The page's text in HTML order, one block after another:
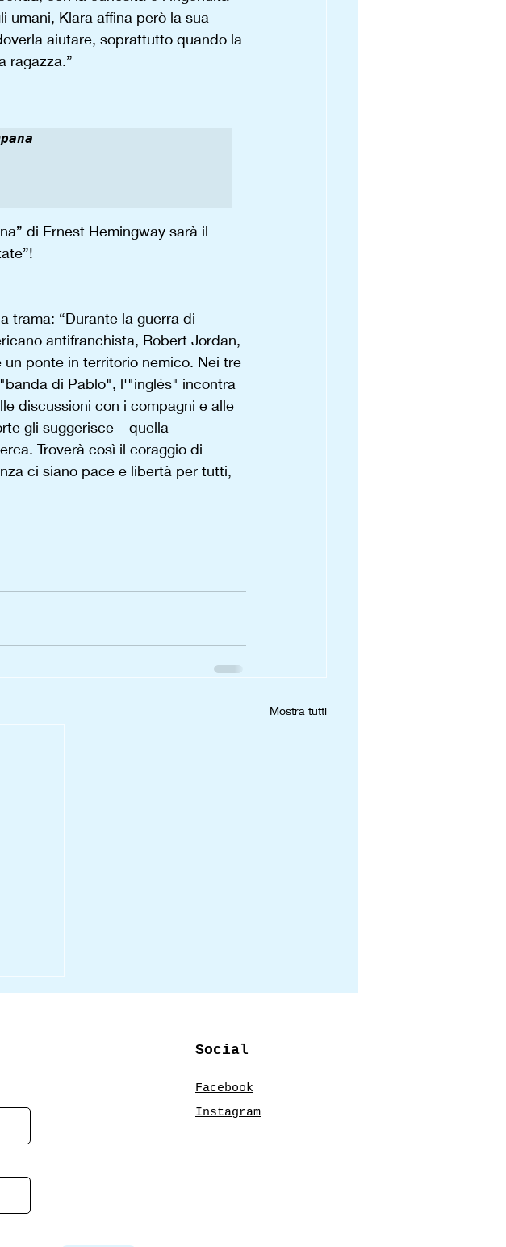
Klara affina però la sua
aiutare, soprattutto quando la
ragazza.”
di Ernest Hemingway sarà il
trama: “Durante la guerra di
antifranchista, Robert Jordan,
ponte in territorio nemico. Nei tre
di Pablo", l'"inglés" incontra
discussioni con i compagni e alle
gli suggerisce – quella
Troverà così il coraggio di
ci siano pace e libertà per tutti,
Mostra tutti
Social
Facebook
Instagram